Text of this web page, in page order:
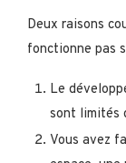
Deux raisons
fonctionne pas
Le
sont limités
Vous avez